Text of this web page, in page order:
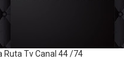
Ruta Tv Canal 44 /74